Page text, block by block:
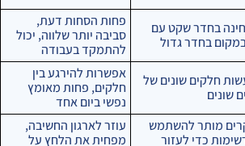
בחדר שקט עם
בחדר גדול
פחות הסחות דעת,
סביבה יותר שלווה, יכול
להתמקד בעבודה
חלקים שונים של
שונים
אפשרות להירגע בין
חלקים, פחות מאומץ
נפשי ביום אחד
מותר להשתמש
כדי לעזור
עוזר לארגון החשיבה,
מפחית את הלחץ על